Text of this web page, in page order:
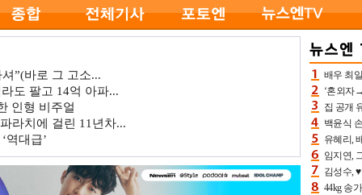
”(바로 그 고소...
도 팔고 14억 아파...
인형 비주얼
라치에 걸린 11년차...
역대급’